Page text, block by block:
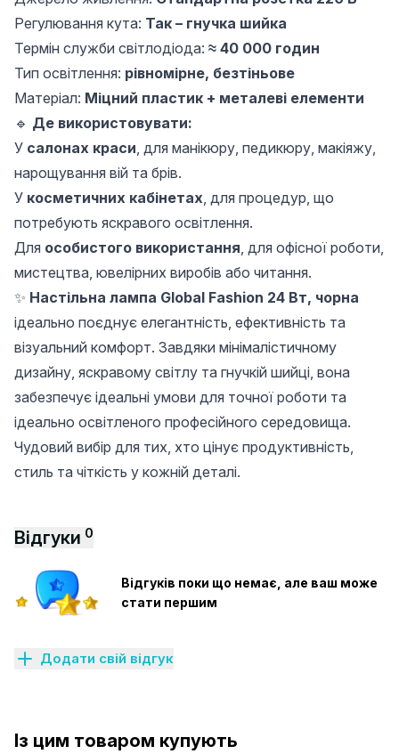
Регулювання кута: Так – гнучка шийка
Термін служби світлодіода: ≈ 40 000 годин
Тип освітлення: рівномірне, безтіньове
Матеріал: Міцний пластик + металеві елементи
🔹 Де використовувати:
У салонах краси, для манікюру, педикюру, макіяжу,
нарощування вій та брів.
У косметичних кабінетах, для процедур, що
потребують яскравого освітлення.
Для особистого використання, для офісної роботи,
мистецтва, ювелірних виробів або читання.
✨ Настільна лампа Global Fashion 24 Вт, чорна
ідеально поєднує елегантність, ефективність та
візуальний комфорт. Завдяки мінімалістичному
дизайну, яскравому світлу та гнучкій шийці, вона
забезпечує ідеальні умови для точної роботи та
ідеально освітленого професійного середовища.
Чудовий вибір для тих, хто цінує продуктивність,
стиль та чіткість у кожній деталі.
Відгуки 0
Відгуків поки що немає, але ваш може
стати першим
Додати свій відгук
Із цим товаром купують